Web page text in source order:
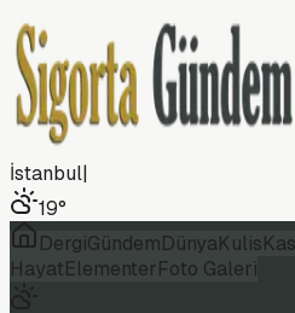
İstanbul|
19°
DergiGündemDünyaKulis
HayatElementerFoto Galeri